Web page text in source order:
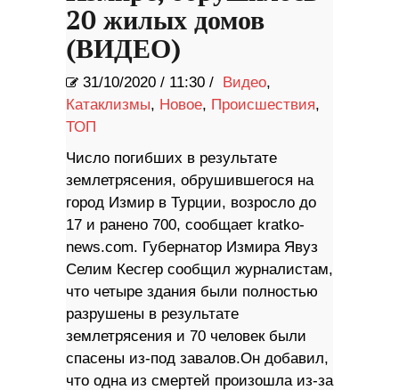
20 жилых домов
(ВИДЕО)
31/10/2020 / 11:30 / Видео,
Катаклизмы, Новое, Происшествия,
ТОП
Число погибших в результате
землетрясения, обрушившегося на
город Измир в Турции, возросло до
17 и ранено 700, сообщает kratko-
news.com. Губернатор Измира Явуз
Селим Кесгер сообщил журналистам,
что четыре здания были полностью
разрушены в результате
землетрясения и 70 человек были
спасены из-под завалов.Он добавил,
что одна из смертей произошла из-за